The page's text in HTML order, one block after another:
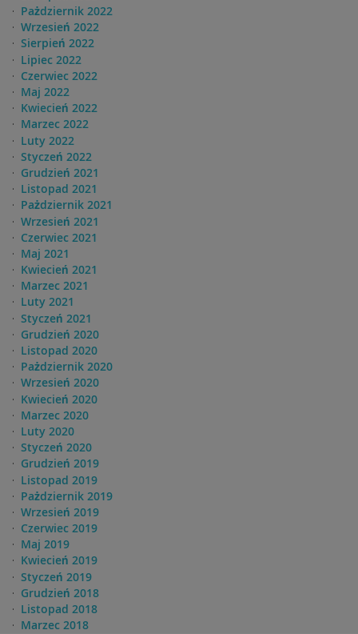
Pażdziernik 2022
Wrzesień 2022
Sierpień 2022
Lipiec 2022
Czerwiec 2022
Maj 2022
Kwiecień 2022
Marzec 2022
Luty 2022
Styczeń 2022
Grudzień 2021
Listopad 2021
Pażdziernik 2021
Wrzesień 2021
Czerwiec 2021
Maj 2021
Kwiecień 2021
Marzec 2021
Luty 2021
Styczeń 2021
Grudzień 2020
Listopad 2020
Pażdziernik 2020
Wrzesień 2020
Kwiecień 2020
Marzec 2020
Luty 2020
Styczeń 2020
Grudzień 2019
Listopad 2019
Pażdziernik 2019
Wrzesień 2019
Czerwiec 2019
Maj 2019
Kwiecień 2019
Styczeń 2019
Grudzień 2018
Listopad 2018
Marzec 2018